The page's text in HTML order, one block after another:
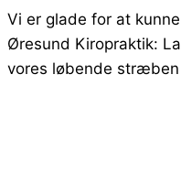
Vi er glade for at
Øresund Kiropraktik:
vores løbende